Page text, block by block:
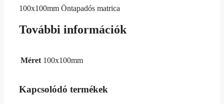
100x100mm Öntapadós matrica
További információk
Méret 100x100mm
Kapcsolódó termékek